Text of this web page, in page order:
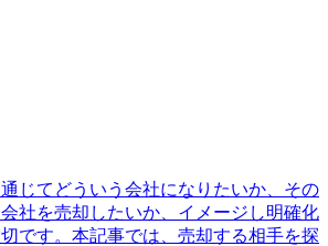
じてどういう会社になりたいか、その
社を売却したいか、イメージし明確化
です。本記事では、売却する相手を探